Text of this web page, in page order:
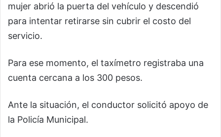
mujer abrió la puerta del vehículo y descendió
para intentar retirarse sin cubrir el costo del
servicio.
Para ese momento, el taxímetro registraba una
cuenta cercana a los 300 pesos.
Ante la situación, el conductor solicitó apoyo de
la Policía Municipal.